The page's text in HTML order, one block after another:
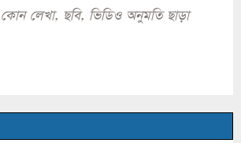
লেখা, ছবি, ভিডিও অনুমতি ছাড়া